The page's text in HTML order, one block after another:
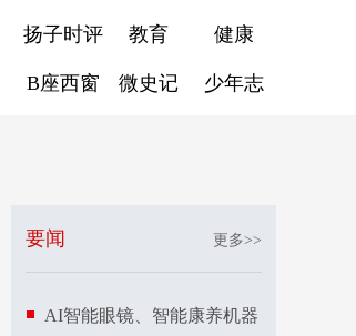
扬子时评 教育 健康
B座西窗 微史记 少年志
要闻 更多>>
AI智能眼镜、智能康养机器